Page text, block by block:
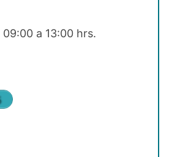
09:00 a 13:00 hrs.